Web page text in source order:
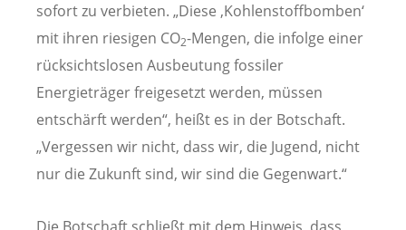
sofort zu verbieten. „Diese ‚Kohlenstoffbomben‘
mit ihren riesigen CO2-Mengen, die infolge einer
rücksichtslosen Ausbeutung fossiler
Energieträger freigesetzt werden, müssen
entschärft werden“, heißt es in der Botschaft.
„Vergessen wir nicht, dass wir, die Jugend, nicht
nur die Zukunft sind, wir sind die Gegenwart.“